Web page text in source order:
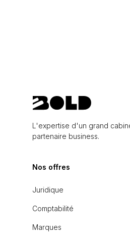
L'expertise d'un grand
partenaire business.
Nos offres
Juridique
Comptabilité
Marques